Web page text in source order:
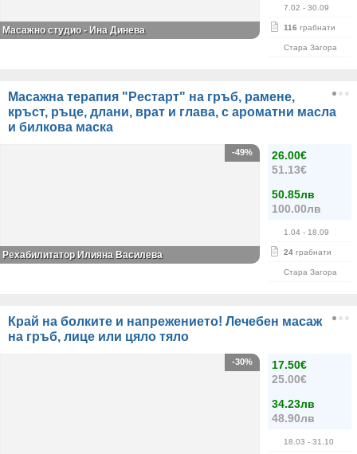
7.02 - 30.09
116 грабнати
Стара Загора
Масажно студио - Ина Динева
Масажна терапия "Рестарт" на гръб, рамене,
кръст, ръце, длани, врат и глава, с ароматни масла
и билкова маска
26.00€
51.13€
50.85лв
100.00лв
1.04 - 18.09
24 грабнати
Стара Загора
-49%
Рехабилитатор Илияна Василева
Край на болките и напрежението! Лечебен масаж
на гръб, лице или цяло тяло
17.50€
25.00€
34.23лв
48.90лв
18.03 - 31.10
-30%